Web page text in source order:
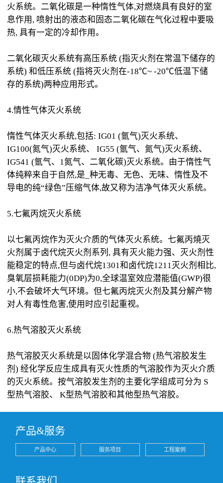
火系统。二氧化碳是一种惰性气体,对燃烧具有良好的室
息作用, 喷射出的液态和固态二氧化碳在气化过程中要吸
热, 具有一定的冷却作用。
二氧化碳灭火系统有高压系统 (指灭火剂在常温下储存的
系统) 和低压系统 (指将灭火剂在-18℃~ -20℃低温下储
存的系统)两种应用形式。
4.情性气体灭火系统
惰性气体灭火系统,包括: IG01 (氩气)灭火系统、
IG100(氮气)灭火系统、 IG55 (氩气、氮气)灭火系统、
IG541 (氩气、1氮气、二氧化碳)灭火系统。由于惰性气
体纯粹来自于自然,是_种无毒、无色、无味、惰性及不
导电的纯“绿色”压缩气体,故又称为洁净气体灭火系统。
5.七氟丙烷灭火系统
以七氟丙烷作为灭火介质的气体灭火系统。七氟丙燒灭
火剂属于卤代烷灭火剂系列, 具有灭火能力强、灭火剂性
能稳定的特点,但与卤代烷1301和卤代烷1211灭火剂相比,
臭氧层损耗能力(0DP)为0,全球温室效应潜能值(GWP)很
小,不会破坏大气环境。但七氟丙烷灭火剂及其分解产物
对人有毒性危害,使用时应引起重视。
6.热气溶胶灭火系统
热气溶胶灭火系统是以固体化学混合物 (热气溶胶发生
剂) 经化学反应生成具有灭火性质的气溶胶作为灭火介质
的灭火系统。按气溶胶发生剂的主要化学组成可分为 S
型热气溶胶、 K型热气溶胶和其他型热气溶胶。
产品&服务
产品中心 服务项目 工程案例